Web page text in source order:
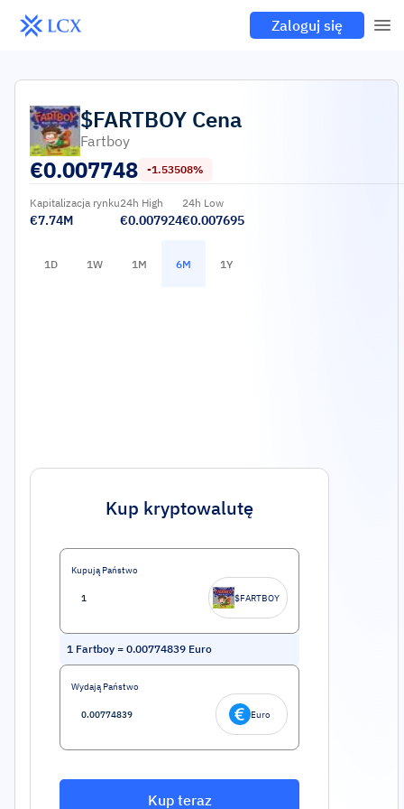
Zaloguj się
$FARTBOY Cena
Fartboy
€0.007748 -1.53508%
Kapitalizacja rynku
€7.74M
24h High
€0.007924
24h Low
€0.007695
1D 1W 1M 6M 1Y
Kup kryptowalutę
Kupują Państwo
$FARTBOY
1 Fartboy = 0.00774839 Euro
Wydają Państwo
Euro
Kup teraz